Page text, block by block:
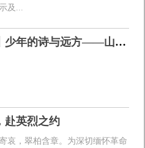
及...
十岁成长礼丨少年的诗与远方——山大附中小学段十岁成长礼温暖启幕
赴英烈之约
哀，翠柏含章。为深切缅怀革命